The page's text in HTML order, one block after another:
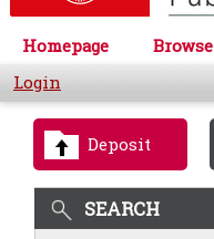
Homepage Browse
Login
Deposit
SEARCH